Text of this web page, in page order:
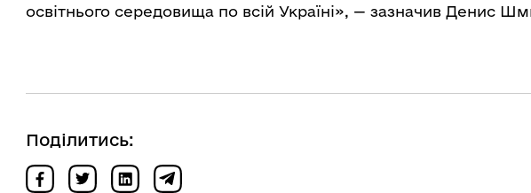
освітнього середовища по всій Україні», — зазначив Денис
Поділитись: